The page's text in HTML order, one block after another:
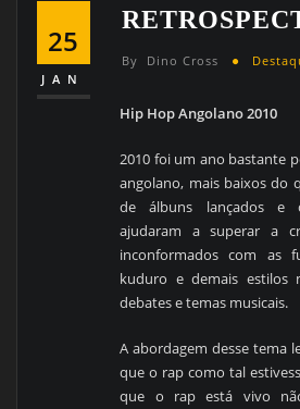
25
JAN
By Dino Cross
Hip Hop Angolano 2010
2010 foi um ano bastante
angolano, mais baixos do
de álbuns lançados e
ajudaram a superar a
inconformados com as
kuduro e demais estilos
debates e temas musicais.
A abordagem desse tema
que o rap como tal
que o rap está vivo